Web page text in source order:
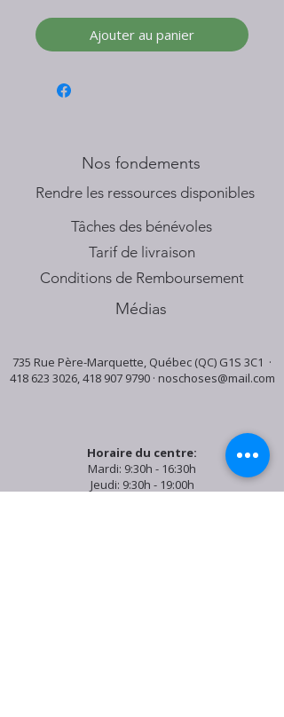
Ajouter au panier
Nos fondements
​Rendre les ressources disponibles
Tâches des bénévoles
Tarif de livraison
Conditions de Remboursement
Médias
735 Rue Père-Marquette, Québec (QC) G1S 3C1 ·
418 623 3026,418 907 9790· noschoses@mail.com
Horaire du centre:
Mardi: 9:30h - 16:30h
Jeudi: 9:30h - 19:00h